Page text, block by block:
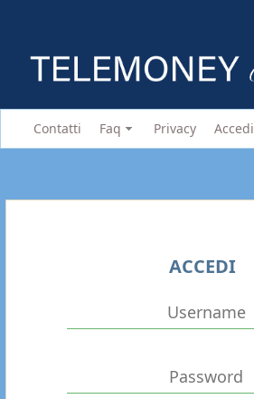
Contatti Faq Privacy Accedi
ACCEDI